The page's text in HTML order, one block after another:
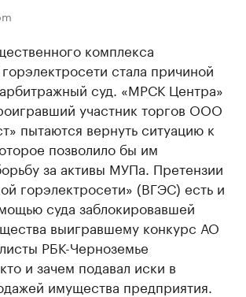
комплекса
стала причиной
суд. «МРСК Центра»
участник торгов ООО
пытаются вернуть ситуацию к
позволило бы им
за активы МУПа. Претензии
горэлектросети» (ВГЭС) есть и
суда заблокировавшей
выигравшему конкурс АО
РБК-Черноземье
и зачем подавал иски в
имущества предприятия.